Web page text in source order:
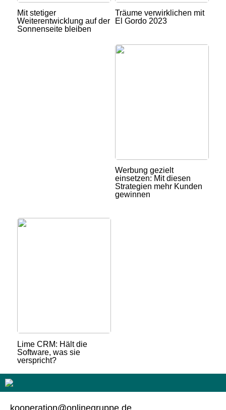
Mit stetiger
Weiterentwicklung auf der
Sonnenseite bleiben
Träume verwirklichen mit
El Gordo 2023
Werbung gezielt
einsetzen: Mit diesen
Strategien mehr Kunden
gewinnen
Lime CRM: Hält die
Software, was sie
verspricht?